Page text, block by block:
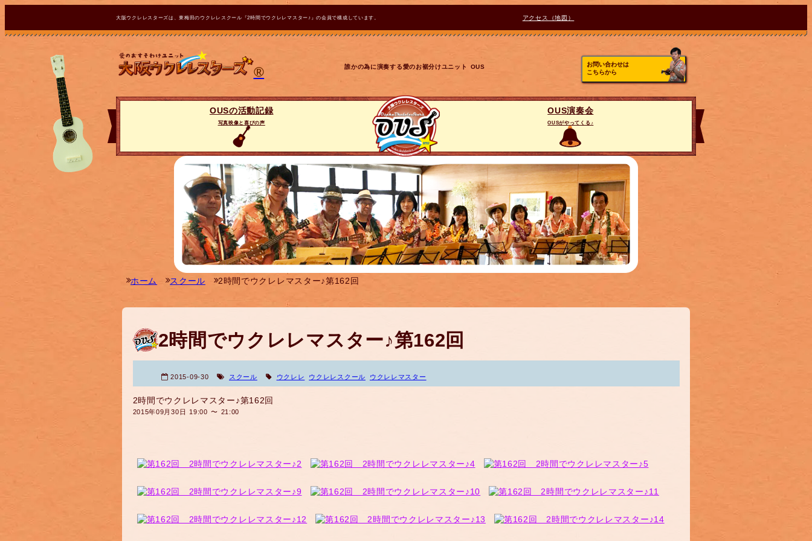
大阪ウクレレスターズは、東梅田のウクレレスクール『2時間でウクレレマスター♪』の会員で構成しています。 アクセス（地図）
® 誰かの為に演奏する愛のお裾分けユニット OUS
お問い合わせは
こちらから
OUSの活動記録
写真映像と喜びの声
OUS演奏会
OUSがやってくる♪
ホーム スクール 2時間でウクレレマスター♪第162回
2時間でウクレレマスター♪第162回
2015-09-30 スクール ウクレレ ウクレレスクール ウクレレマスター
2時間でウクレレマスター♪第162回
2015年09月30日 19:00 〜 21:00